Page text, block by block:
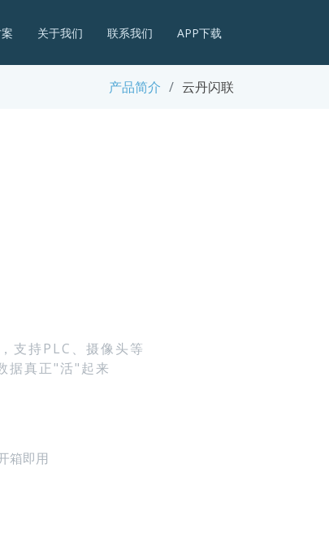
关于我们 联系我们 APP下载
产品简介 云丹闪联
支持PLC、摄像头等
据真正"活"起来
箱即用